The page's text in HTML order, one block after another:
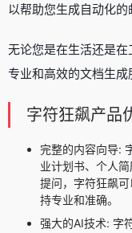
以帮助您生成自动化的
无论您是在生活还是在
专业和高效的文档生成
字符狂飙产品
完整的内容向导:
业计划书、个人
提问，字符狂飙
持专业和准确。
强大的AI技术: 字